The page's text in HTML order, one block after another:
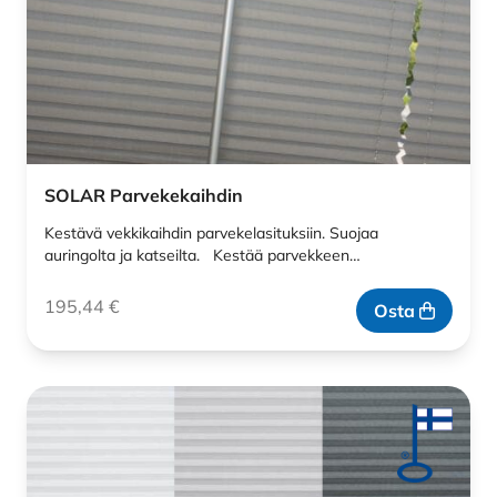
SOLAR Parvekekaihdin
Kestävä vekkikaihdin parvekelasituksiin. Suojaa
auringolta ja katseilta. Kestää parvekkeen…
195,44 € Osta